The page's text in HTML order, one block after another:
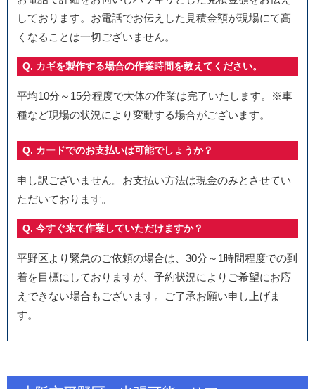
しております。お電話でお伝えした見積金額が現場にて高
くなることは一切ございません。
Q. カギを製作する場合の作業時間を教えてください。
平均10分～15分程度で大体の作業は完了いたします。※車
種など現場の状況により変動する場合がございます。
Q. カードでのお支払いは可能でしょうか？
申し訳ございません。お支払い方法は現金のみとさせてい
ただいております。
Q. 今すぐ来て作業していただけますか？
平野区より緊急のご依頼の場合は、30分～1時間程度での到
着を目標にしておりますが、予約状況によりご希望にお応
えできない場合もございます。ご了承お願い申し上げま
す。